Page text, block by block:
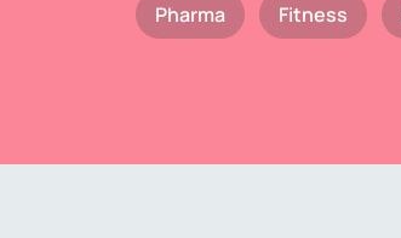
Pharma Fitness